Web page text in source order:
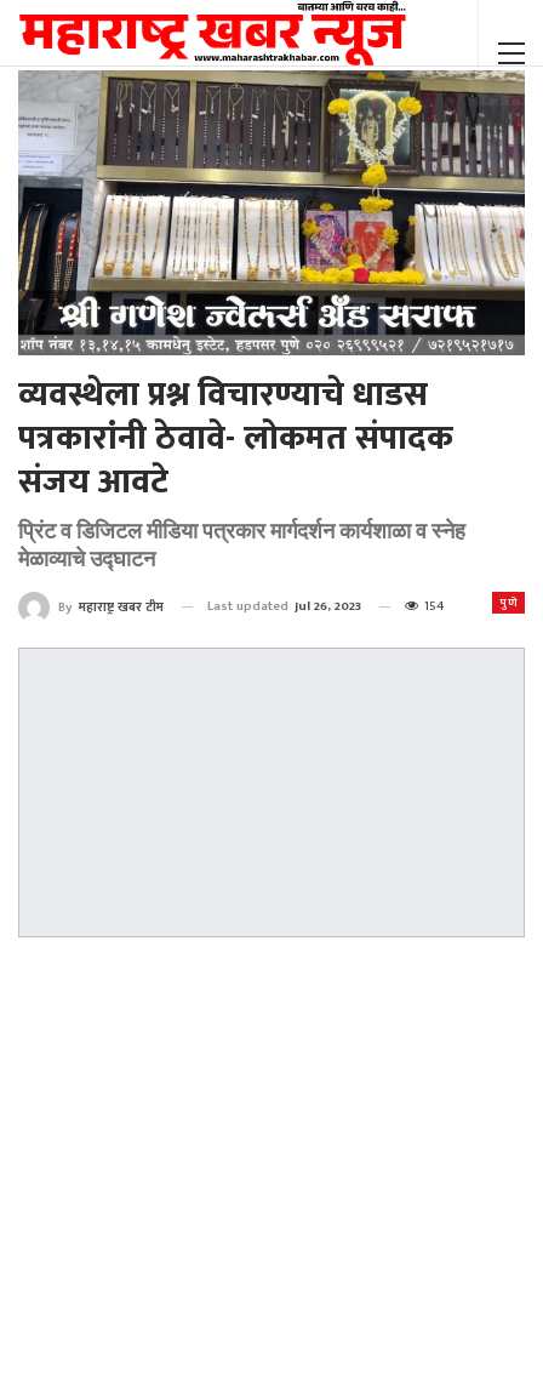
व्यवस्थेला प्रश्न विचारण्याचे धाडस
पत्रकारांनी ठेवावे- लोकमत संपादक
संजय आवटे
प्रिंट व डिजिटल मीडिया पत्रकार मार्गदर्शन कार्यशाळा व स्नेह
मेळाव्याचे उद्घाटन
पुणे
By महाराष्ट्र खबर टीम Last updated Jul 26, 2023 154